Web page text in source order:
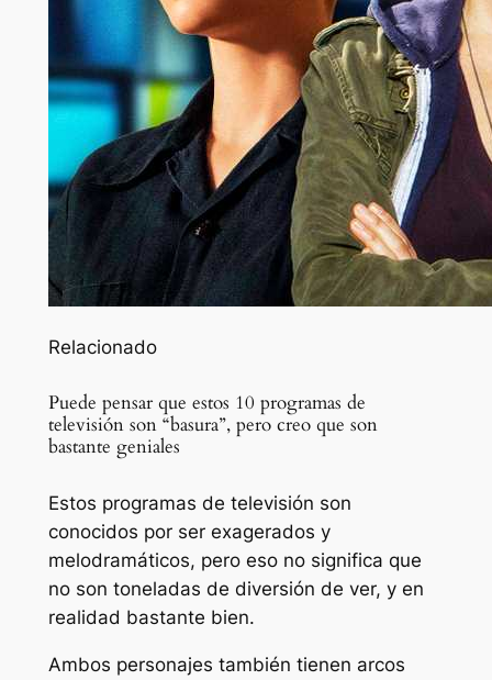
Relacionado
Puede pensar que estos 10 programas de
televisión son “basura”, pero creo que son
bastante geniales
Estos programas de televisión son
conocidos por ser exagerados y
melodramáticos, pero eso no significa que
no son toneladas de diversión de ver, y en
realidad bastante bien.
Ambos personajes también tienen arcos